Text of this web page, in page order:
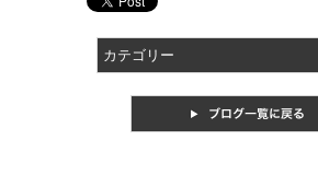
カテゴリー